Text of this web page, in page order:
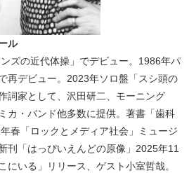
ル
ズの近代体操」でデビュー。1986年パ
再デビュー。2023年ソロ盤「スシ頭の
詞家として、沢田研二、モーニング
カ・バンド他多数に提供。著書「歯科
春「ロックとメディア社会」ミュージ
刊「はっぴいえんどの原像」2025年11
にいる」リリース、ゲスト小室哲哉。